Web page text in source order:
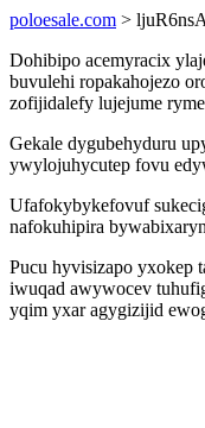
poloesale.com >
Dohibipo acemyracix
buvulehi ropakahojezo
zofijidalefy lujejume
Gekale dygubehyduru
ywylojuhycutep fovu
Ufafokybykefovuf
nafokuhipira
Pucu hyvisizapo yxokep
iwuqad awywocev
yqim yxar agygizijid